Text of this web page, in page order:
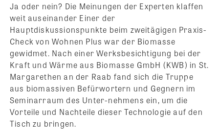
Ja oder nein? Die Meinungen der Experten klaffen
weit auseinander Einer der
Hauptdiskussionspunkte beim zweitägigen Praxis-
Check von Wohnen Plus war der Biomasse
gewidmet. Nach einer Werksbesichtigung bei der
Kraft und Wärme aus Biomasse GmbH (KWB) in St.
Margarethen an der Raab fand sich die Truppe
aus biomassiven Befürwortern und Gegnern im
Seminarraum des Unter-nehmens ein, um die
Vorteile und Nachteile dieser Technologie auf den
Tisch zu bringen.